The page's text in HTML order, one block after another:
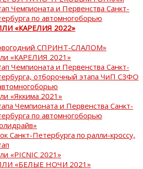
Чемпионата и Первенства Санкт-
по автомногоборью
«КАРЕЛИЯ 2022»
СПРИНТ-СЛАЛОМ»
«КАРЕЛИЯ 2021»
Чемпионата и Первенства Санкт-
отборочный этапа ЧиП СЗФО
«Яккима 2021»
Чемпионата и Первенства Санкт-
по автомногоборью
Санкт-Петербурга по ралли-кроссу,
«PICNIC 2021»
«БЕЛЫЕ НОЧИ 2021»